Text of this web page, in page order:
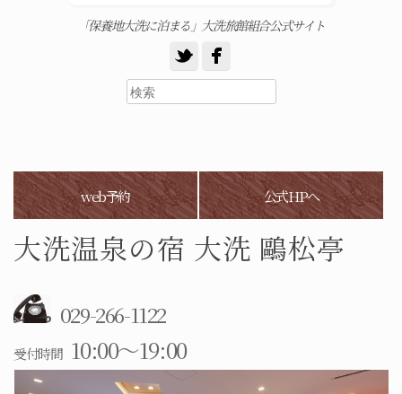
「保養地大洗に泊まる」大洗旅館組合公式サイト
web予約 公式HPへ
大洗温泉の宿 大洗 鷗松亭
029-266-1122
受付時間 10:00～19:00